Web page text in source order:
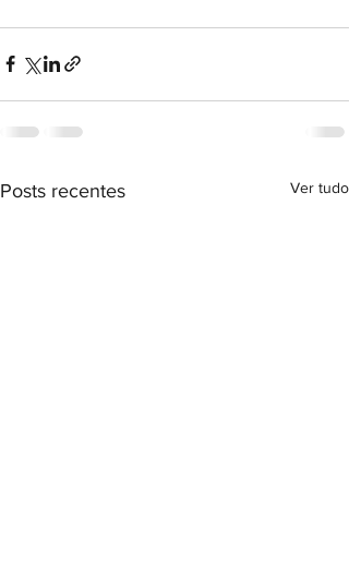
Posts recentes Ver tudo